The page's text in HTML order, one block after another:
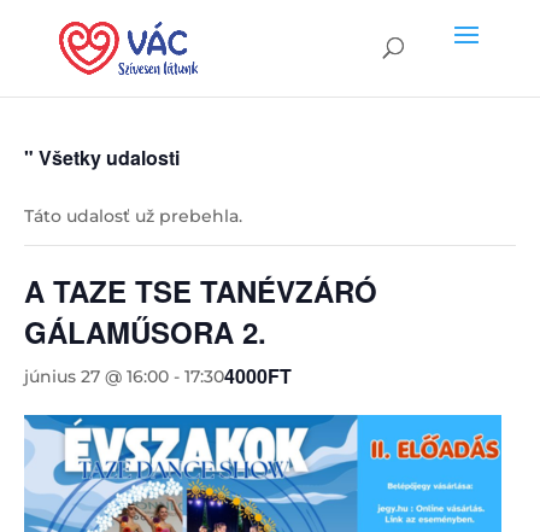
" Všetky udalosti
Táto udalosť už prebehla.
A TAZE TSE TANÉVZÁRÓ
GÁLAMŰSORA 2.
június 27 @ 16:00 - 17:304000FT